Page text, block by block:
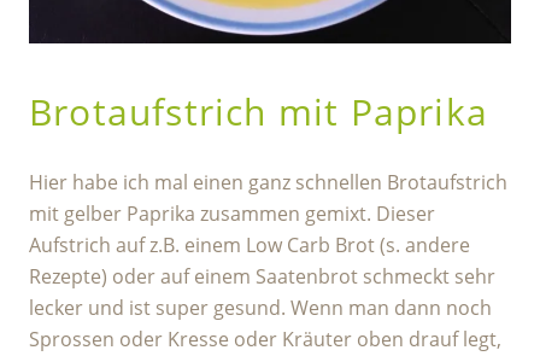
Brotaufstrich mit Paprika
Hier habe ich mal einen ganz schnellen Brotaufstrich
mit gelber Paprika zusammen gemixt. Dieser
Aufstrich auf z.B. einem Low Carb Brot (s. andere
Rezepte) oder auf einem Saatenbrot schmeckt sehr
lecker und ist super gesund. Wenn man dann noch
Sprossen oder Kresse oder Kräuter oben drauf legt,